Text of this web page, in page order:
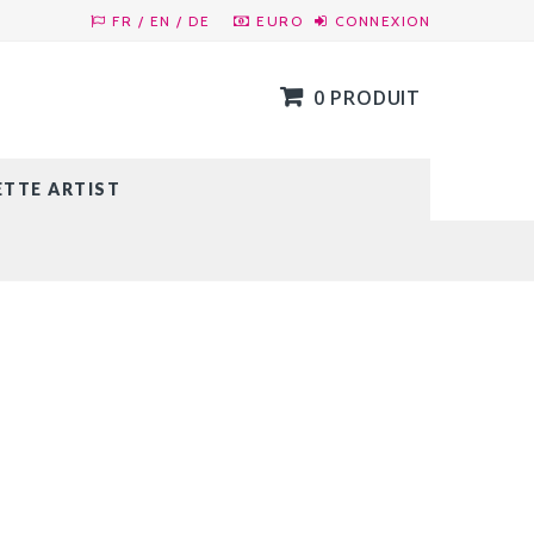
CONNEXION
EURO
FR / EN / DE
0 PRODUIT
ARTIST